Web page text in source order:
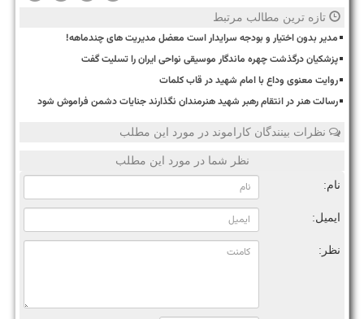
تازه ترین مطالب مرتبط
مدیر بدون اختیار و بودجه سرایدار است معضل مدیریت های چندماهه!
پزشکیان درگذشت چهره ماندگار موسیقی نواحی ایران را تسلیت گفت
روایت معنوی وداع با امام شهید در قاب کلمات
رسالت هنر در انتقام رهبر شهید هنرمندان نگذارند جنایات دشمن فراموش شود
نظرات بینندگان کاراموند در مورد این مطلب
نظر شما در مورد این مطلب
نام:
ایمیل:
نظر: